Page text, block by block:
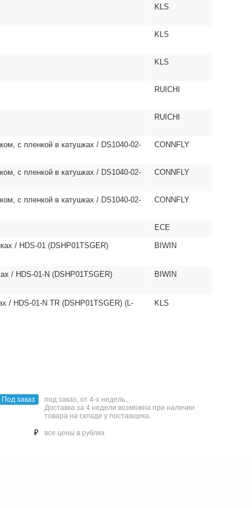
KLS
KLS
KLS
RUICHI
RUICHI
с пленкой в катушках / DS1040-02-
CONNFLY
с пленкой в катушках / DS1040-02-
CONNFLY
с пленкой в катушках / DS1040-02-
CONNFLY
ECE
/ HDS-01 (DSHP01TSGER) BIWIN
/ HDS-01-N (DSHP01TSGER) BIWIN
/ HDS-01-N TR (DSHP01TSGER) (L-
KLS
под заказ, от 4-х недель.,
Доставка за 4 недели возможна при наличии
товара на складе у поставщика.
Под заказ
все цены в рублях
⃏